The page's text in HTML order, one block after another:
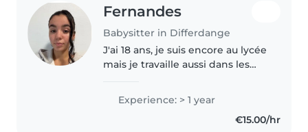
Fernandes
Babysitter in Differdange
J'ai 18 ans, je suis encore au lycée
mais je travaille aussi dans les
responsable, calme, patiente et
organisée. Je donne également
Experience: > 1 year
€15.00/hr